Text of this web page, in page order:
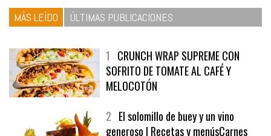
1CRUNCH WRAP SUPREME CON
SOFRITO DE TOMATE AL CAFÉ Y
MELOCOTÓN